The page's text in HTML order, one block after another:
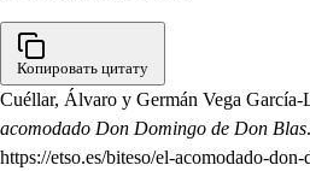
Копировать цитату
Cuéllar, Álvaro y Germán Vega
acomodado Don Domingo de Don Blas
https://etso.es/biteso/el-acomodado-